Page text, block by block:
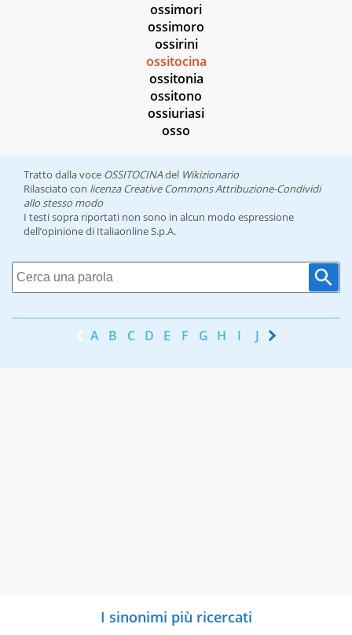
ossimori
ossimoro
ossirini
ossitocina
ossitonia
ossitono
ossiuriasi
osso
Tratto dalla voce OSSITOCINAdel Wikizionario
Rilasciato con licenza Creative Commons Attribuzione-Condividi
allo stesso modo
I testi sopra riportati non sono in alcun modo espressione
dell’opinione di Italiaonline S.p.A.
A B C D E F G H I J K
I sinonimi più ricercati